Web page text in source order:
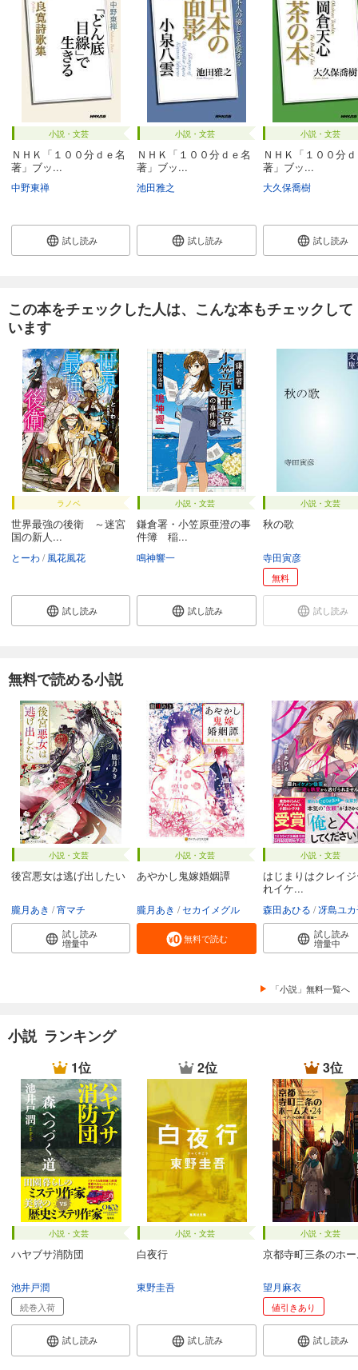
小説・文芸
ＮＨＫ「１００分ｄｅ名
著」ブッ...
中野東禅
試し読み
小説・文芸
ＮＨＫ「１００分ｄｅ名
著」ブッ...
池田雅之
試し読み
小説・文芸
ＮＨＫ「１００分
著」ブッ...
大久保喬樹
試し読み
この本をチェックした人は、こんな本もチェックして
います
ラノベ
世界最強の後衛 ～迷宮
国の新人...
とーわ 風花風花
試し読み
小説・文芸
鎌倉署・小笠原亜澄の事
件簿 稲...
鳴神響一
試し読み
小説・文芸
秋の歌
寺田寅彦
無料
試し読み
無料で読める小説
小説・文芸
後宮悪女は逃げ出したい
朧月あき 宵マチ
試し読み
増量中
小説・文芸
あやかし鬼嫁婚姻譚
朧月あき セカイメグル
無料で読む
小説・文芸
はじまりはクレイ
れイケ...
森田あひる 冴島ユ
試し読み
増量中
「小説」無料一覧へ
小説 ランキング
1位
小説・文芸
ハヤブサ消防団
池井戸潤
続巻入荷
試し読み
2位
小説・文芸
白夜行
東野圭吾
試し読み
3位
小説・文芸
京都寺町三条のホ
望月麻衣
値引きあり
試し読み